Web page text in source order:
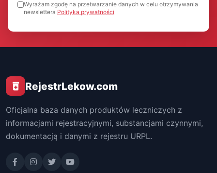
Wyrażam zgodę na przetwarzanie danych w celu otrzymywania
newslettera Polityka prywatności
RejestrLekow.com
Oficjalna baza danych produktów leczniczych z
informacjami rejestracyjnymi, substancjami czynnymi,
dokumentacją i danymi z rejestru URPL.